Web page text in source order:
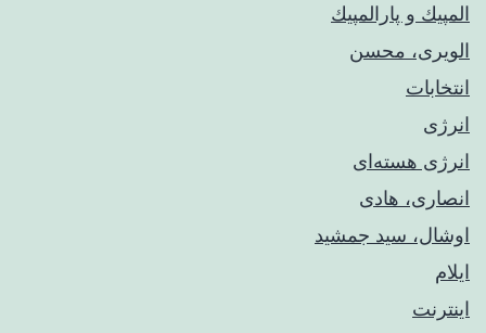
المپيك و پارالمپيك
الویری، محسن
انتخابات
انرژی
انرژی هسته‌ای
انصاری، هادی
اوشال، سید جمشید
ایلام
اینترنت